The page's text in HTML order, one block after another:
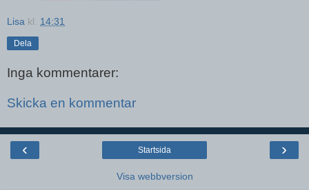
Lisa kl. 14:31
Dela
Inga kommentarer:
Skicka en kommentar
‹ ›
Startsida
Visa webbversion